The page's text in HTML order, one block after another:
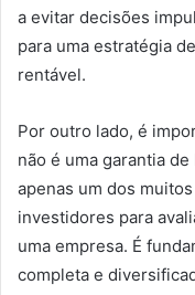
a evitar decisões
para uma estratégia
rentável.
Por outro lado, é
não é uma garantia
apenas um dos
investidores para
uma empresa. É
completa e